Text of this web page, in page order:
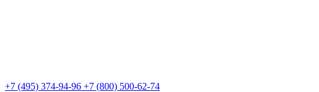
+7 (495) 374-94-96 +7 (800) 500-62-74